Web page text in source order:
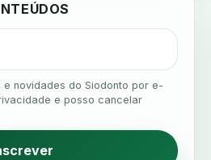
alta digital
digital analise 3d
analise facial
digital
novidades do Siodonto por e-
e posso cancelar